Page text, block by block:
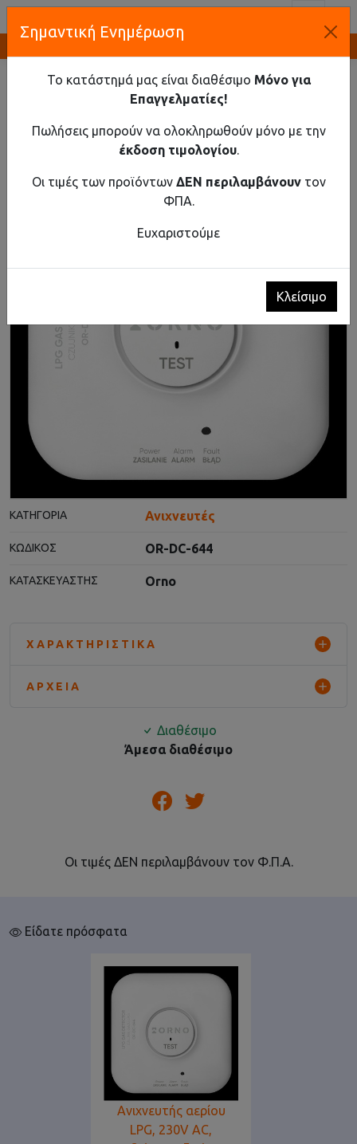
ΑΡΧΙΚΉ
ΚΤΗΡΙΑΚΌΣ ΕΞΟΠΛΙΣΜΌΣ
ΑΝΙΧΝΕΥΤΈΣ
ΑΝΙΧΝΕΥΤΉΣ ΑΕΡΊΟΥ LPG, 230V AC, ΔΙΆΡΚΕΙΑ ΖΩΉΣ
ΑΙΣΘΗΤΉΡΑ 5 ΧΡΌΝΙΑ, TUYA SMART WI-FI
Ανιχνευτής αερίου LPG, 230V AC, διάρκεια
ζωής αισθητήρα 5 χρόνια, Tuya Smart Wi-Fi
ΚΑΤΗΓΟΡΊΑ Ανιχνευτές
ΚΩΔΙΚΌΣ OR-DC-644
ΚΑΤΑΣΚΕΥΑΣΤΉΣ Orno
ΧΑΡΑΚΤΗΡΙΣΤΙΚΆ
ΑΡΧΕΊΑ
Διαθέσιμο
Άμεσα διαθέσιμο
Οι τιμές ΔΕΝ περιλαμβάνουν τον Φ.Π.Α.
Είδατε πρόσφατα
Ανιχνευτής αερίου
LPG, 230V AC,
Σημαντική Ενημέρωση
Το κατάστημά μας είναι διαθέσιμο Μόνο για
Επαγγελματίες!
Πωλήσεις μπορούν να ολοκληρωθούν μόνο με την
έκδοση τιμολογίου.
Οι τιμές των προϊόντων ΔΕΝ περιλαμβάνουντον
ΦΠΑ.
Ευχαριστούμε
Κλείσιμο